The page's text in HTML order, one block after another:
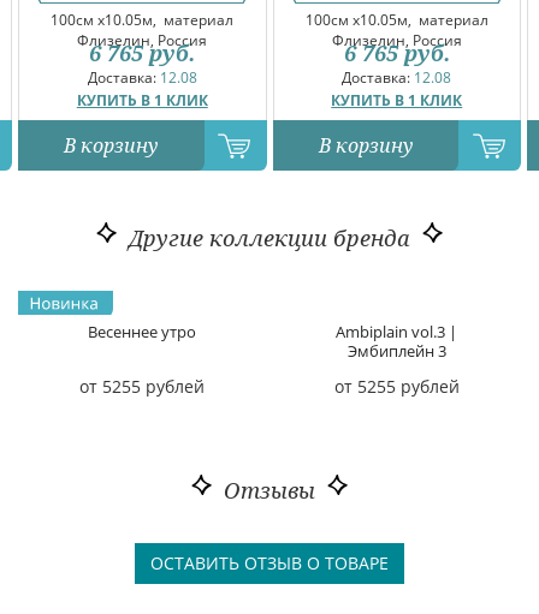
100см x10.05м, материал
Флизелин, Россия
Доставка: 12.08
КУПИТЬ В 1 КЛИК
6 765 руб.
В корзину
100см x10.05м, материал
Флизелин, Россия
Доставка: 12.08
КУПИТЬ В 1 КЛИК
6 765 руб.
В корзину
Другие коллекции бренда
Весеннее утро
от 5255 рублей
Ambiplain vol.3 |
Эмбиплейн 3
от 5255 рублей
Отзывы
ОСТАВИТЬ ОТЗЫВ О ТОВАРЕ